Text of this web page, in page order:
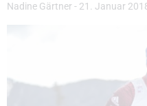
Nadine Gärtner - 21. Januar